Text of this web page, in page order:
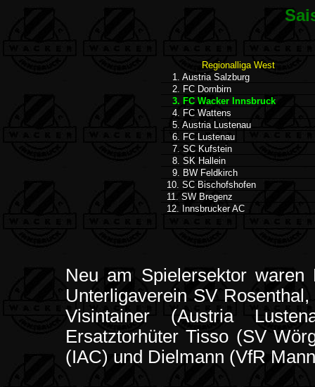
Regionalliga West
1. Austria Salzburg
2. FC Dornbirn
3. FC Wacker Innsbruck
4. FC Wattens
5. Austria Lustenau
6. FC Lustenau
7. SC Kufstein
8. SK Hallein
9. BW Feldkirch
10. SC Bischofshofen
11. SW Bregenz
12. Innsbrucker AC
Neu am Spielersektor waren
Unterligaverein SV
Visintainer (Austria
Ersatztorhüter Tisso (SV
(IAC) und Dielmann (VfR